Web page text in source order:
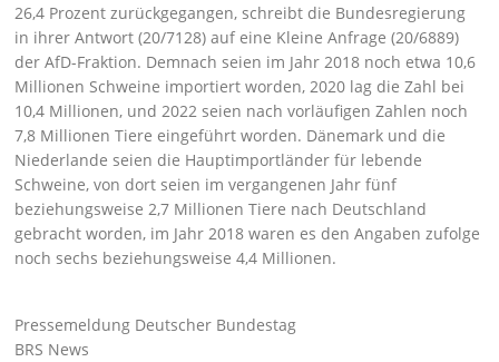
26,4 Prozent zurückgegangen, schreibt die Bundesregierung
in ihrer Antwort(20/7128) auf eine Kleine Anfrage(20/6889)
der AfD-Fraktion. Demnach seien im Jahr 2018 noch etwa 10,6
Millionen Schweine importiert worden, 2020 lag die Zahl bei
10,4 Millionen, und 2022 seien nach vorläufigen Zahlen noch
7,8 Millionen Tiere eingeführt worden. Dänemark und die
Niederlande seien die Hauptimportländer für lebende
Schweine, von dort seien im vergangenen Jahr fünf
beziehungsweise 2,7 Millionen Tiere nach Deutschland
gebracht worden, im Jahr 2018 waren es den Angaben zufolge
noch sechs beziehungsweise 4,4 Millionen.
Pressemeldung Deutscher Bundestag
BRS News